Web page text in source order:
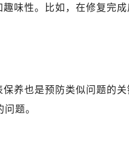
味性。比如，在修复完
养也是预防类似问题的
题。